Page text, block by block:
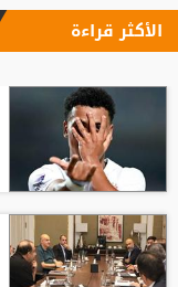
الأكثر قراءة